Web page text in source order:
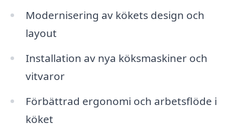
Modernisering av kökets design och
layout
Installation av nya köksmaskiner och
vitvaror
Förbättrad ergonomi och arbetsflöde i
köket